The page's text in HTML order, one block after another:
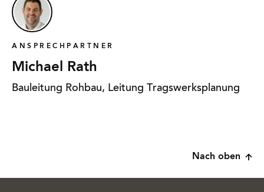
ANSPRECHPARTNER
Michael Rath
Bauleitung Rohbau, Leitung Tragswerksplanung
Nach oben